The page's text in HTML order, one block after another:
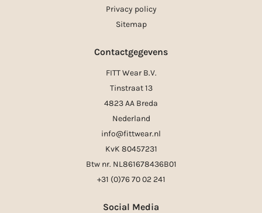
Privacy policy
Sitemap
Contactgegevens
FITT Wear B.V.
Tinstraat 13
4823 AA Breda
Nederland
info@fittwear.nl
KvK 80457231
Btw nr. NL861678436B01
+31 (0)76 70 02 241
Social Media